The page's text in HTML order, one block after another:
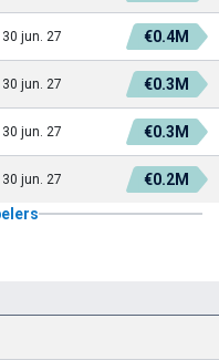
30 jun. 27 €0.4M
30 jun. 27 €0.3M
30 jun. 27 €0.3M
30 jun. 27
€0.2M